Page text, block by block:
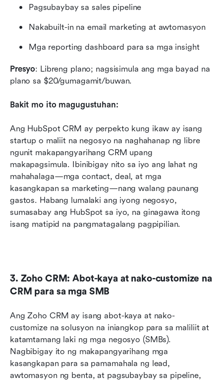
Pagsubaybay sa sales pipeline
Nakabuilt-in na email marketing at awtomasyon
Mga reporting dashboard para sa mga insight
Presyo: Libreng plano; nagsisimula ang mga bayad na
plano sa $20/gumagamit/buwan.
Bakit mo ito magugustuhan:
Ang HubSpot CRM ay perpekto kung ikaw ay isang
startup o maliit na negosyo na naghahanap ng libre
ngunit makapangyarihang CRM upang
makapagsimula. Ibinibigay nito sa iyo ang lahat ng
mahahalaga—mga contact, deal, at mga
kasangkapan sa marketing—nang walang paunang
gastos. Habang lumalaki ang iyong negosyo,
sumasabay ang HubSpot sa iyo, na ginagawa itong
isang matipid na pangmatagalang pagpipilian.
3. Zoho CRM: Abot-kaya at nako-customize na
CRM para sa mga SMB
Ang Zoho CRM ay isang abot-kaya at nako-
customize na solusyon na iniangkop para sa maliliit at
katamtamang laki ng mga negosyo (SMBs).
Nagbibigay ito ng makapangyarihang mga
kasangkapan para sa pamamahala ng lead,
awtomasyon ng benta, at pagsubaybay sa pipeline,